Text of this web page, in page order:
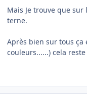
Mais Je trouve que
terne.
Après bien sur tous ça
couleurs......) cela